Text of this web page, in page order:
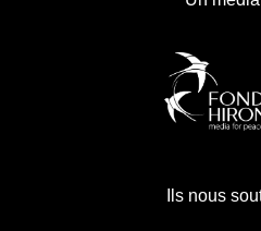
Ils nous